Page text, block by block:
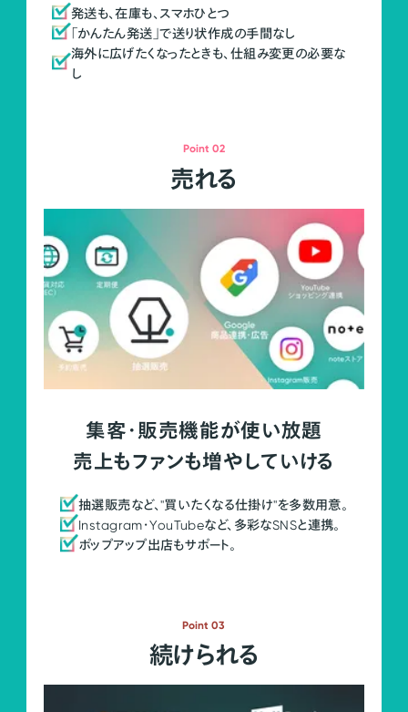
発送も、在庫も、スマホひとつ
「かんたん発送」で送り状作成の手間なし
海外に広げたくなったときも、仕組み変更の必要な
し
Point 02
売れる
集客・販売機能が使い放題
売上もファンも増やしていける
抽選販売など、"買いたくなる仕掛け"を多数用意。
Instagram・YouTubeなど、多彩なSNSと連携。
ポップアップ出店もサポート。
Point 03
続けられる